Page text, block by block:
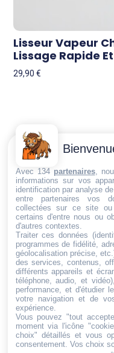
Lisseur Vapeur
Lissage Rapide
29,90€
Conditions
générales
de vente
Politique de
cookies
Politique de
confidentialité
Mentions
légales
Conditions de
retour et de
remboursement
Droit de
rétractation
Email:
Avec 134 partenaires,
informations sur vos
identification par analyse
entre partenaires vos
collectées sur ce site
certains d'entre nous ou
d'autres contextes.
Traiter ces données
programmes de fidélité,
géolocalisation précise,
des services, contenus,
différents appareils et
téléphone, audio, et
performance, et d'étudier
votre navigation et de
expérience.
Vous pouvez "tout
moment via l'icône
choix" détaillés et vous
consentement. Vos choix